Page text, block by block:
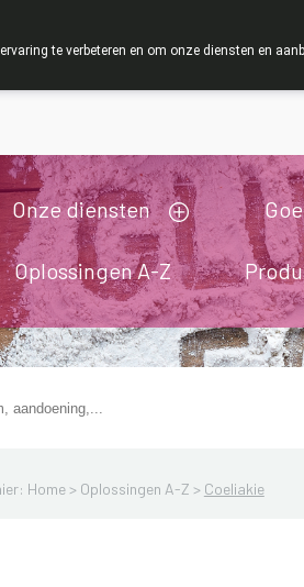
Onze diensten
Oplossingen A-Z
Home > Oplossingen A-Z > Coeliakie
te verbeteren en om onze diensten en